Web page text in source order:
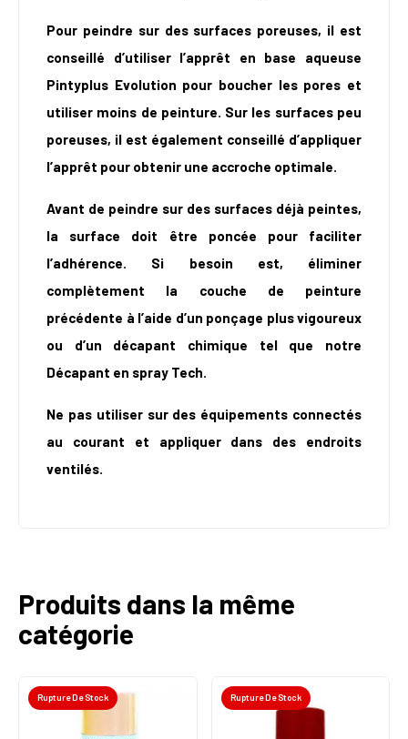
Pour peindre sur des surfaces poreuses, il est
conseillé d’utiliser l’apprêt en base aqueuse
Pintyplus Evolution pour boucher les pores et
utiliser moins de peinture. Sur les surfaces peu
poreuses, il est également conseillé d’appliquer
l’apprêt pour obtenir une accroche optimale.
Avant de peindre sur des surfaces déjà peintes,
la surface doit être poncée pour faciliter
l’adhérence. Si besoin est, éliminer
complètement la couche de peinture
précédente à l’aide d’un ponçage plus vigoureux
ou d’un décapant chimique tel que notre
Décapant en spray Tech.
Ne pas utiliser sur des équipements connectés
au courant et appliquer dans des endroits
ventilés.
Produits dans la même
catégorie
Rupture De Stock Rupture De Stock